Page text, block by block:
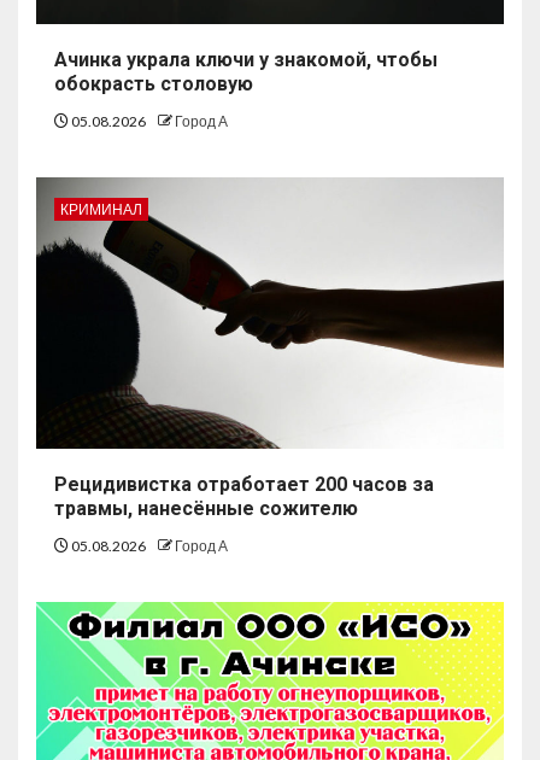
Ачинка украла ключи у знакомой, чтобы
обокрасть столовую
05.08.2026 Город А
КРИМИНАЛ
Рецидивистка отработает 200 часов за
травмы, нанесённые сожителю
05.08.2026 Город А